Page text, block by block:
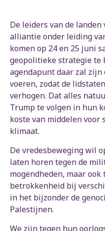
De leiders van de
alliantie onder leiding
komen op 24 en 25 juni
geopolitieke strategie te
agendapunt daar zal
voeren, zodat de
verhogen. Dat alles
Trump te volgen in hun
koste van middelen voor
klimaat.
De vredesbeweging wil
laten horen tegen de
mogendheden, maar
betrokkenheid bij
in het bijzonder de
Palestijnen.
We zijn tegen hun